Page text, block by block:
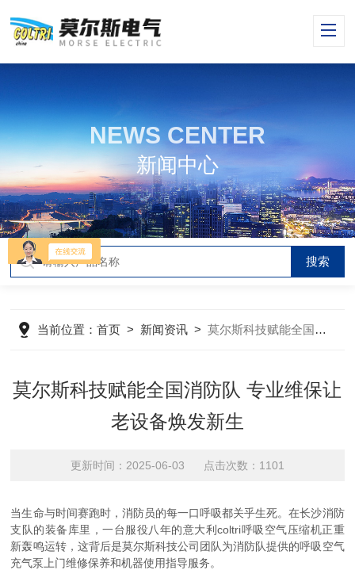
NEWS CENTER
新闻中心
当前位置：首页 > 新闻资讯 >莫尔斯科技赋能全国消防队 专业维保让老设备焕发新生
莫尔斯科技赋能全国消防队 专业维保让
老设备焕发新生
更新时间：2025-06-03 点击次数：1101
当生命与时间赛跑时，消防员的每一口呼吸都关乎生死。在长沙消防
支队的装备库里，一台服役八年的意大利coltri呼吸空气压缩机正重
新轰鸣运转，这背后是莫尔斯科技公司团队为消防队提供的呼吸空气
充气泵上门维修保养和机器使用指导服务。